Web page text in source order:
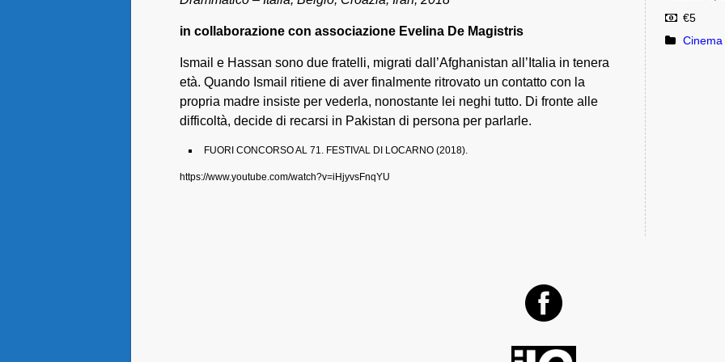
in collaborazione con associazione Evelina De Magistris
Ismail e Hassan sono due fratelli, migrati dall’Afghanistan all’Italia in tenera
età. Quando Ismail ritiene di aver finalmente ritrovato un contatto con la
propria madre insiste per vederla, nonostante lei neghi tutto. Di fronte alle
difficoltà, decide di recarsi in Pakistan di persona per parlarle.
FUORI CONCORSO AL 71. FESTIVAL DI LOCARNO (2018).
https://www.youtube.com/watch?v=iHjyvsFnqYU
€5